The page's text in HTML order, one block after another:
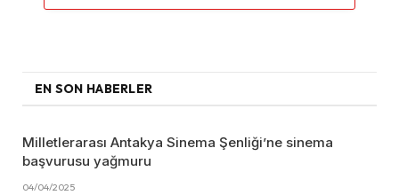
EN SON HABERLER
Milletlerarası Antakya Sinema Şenliği’ne sinema
başvurusu yağmuru
04/04/2025